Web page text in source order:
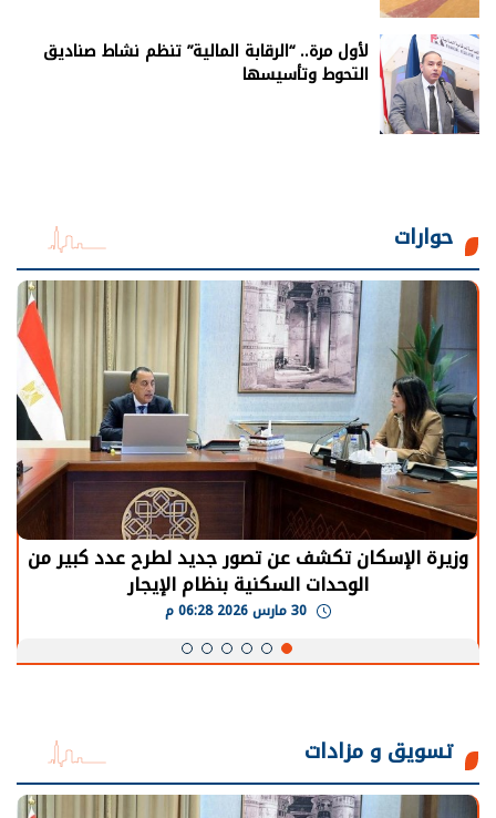
لأول مرة.. “الرقابة المالية” تنظم نشاط صناديق
التحوط وتأسيسها
حوارات
وزيرة الإسكان تكشف عن تصور جديد لطرح عدد كبير من
الوحدات السكنية بنظام الإيجار
تسويق و مزادات